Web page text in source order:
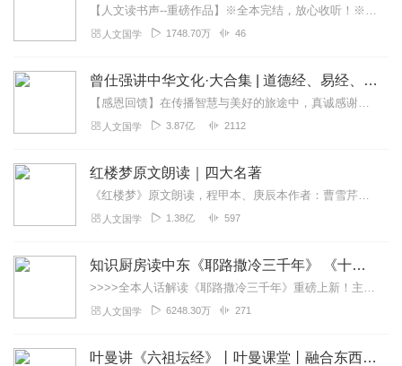
【人文读书声--重磅作品】※全本完结，放心收听！※八年级（上）语文教科书名著导读指定作品，同名有声书！※著名翻译家董乐山先生权威中文译本！※人民文学出版...
人文国学 1748.70万 46
曾仕强讲中华文化·大合集 | 道德经、易经、三国演义中的国学
【感恩回馈】在传播智慧与美好的旅途中，真诚感谢每一位伙伴的温暖陪伴与鼎力支持！欢迎曾仕强学堂粉丝听友们入群交流，更多新鲜玩法和福利活动等你！添加微信：zengf...
人文国学 3.87亿 2112
红楼梦原文朗读｜四大名著
《红楼梦》原文朗读，程甲本、庚辰本作者：曹雪芹，朗读：白云出岫、蓝色百合《红楼梦》程甲本和庚辰本是该书两大重要版本。程甲本由程伟元和高鹗于乾隆五十六年（1791...
人文国学 1.38亿 597
知识厨房读中东《耶路撒冷三千年》 《十字军的故事》《奥斯曼帝国与土耳其》人话解读 | 读懂巴以冲突、叙利亚
>>>>全本人话解读《耶路撒冷三千年》重磅上新！主讲人「知识厨房」全新解读，3次奔赴以色列，直击巴以冲突，他经历了什么？又会给我们带来什么？欢迎收听，参与抽奖！...
人文国学 6248.30万 271
叶曼讲《六祖坛经》丨叶曼课堂丨融合东西国学大师